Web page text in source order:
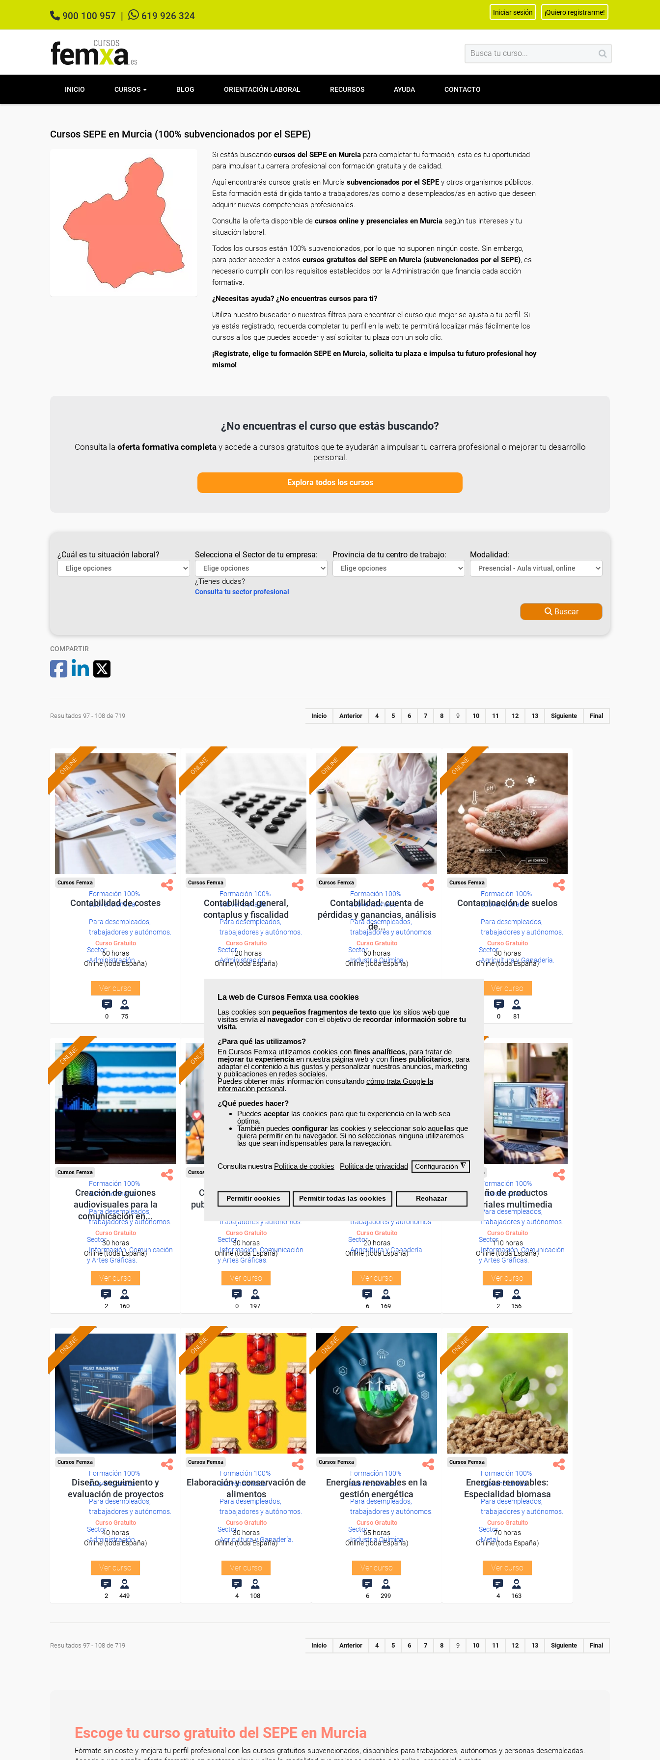
La web de Cursos Femxa usa cookies
Las cookies son pequeños fragmentos de texto que los sitios web que
visitas envía al navegador con el objetivo de recordar información sobre tu
visita.
¿Para qué las utilizamos?
En Cursos Femxa utilizamos cookies con fines analíticos, para tratar de
mejorar tu experienciaen nuestra página web y con fines publicitarios, para
adaptar el contenido a tus gustos y personalizar nuestros anuncios, marketing
y publicaciones en redes sociales.
Puedes obtener más información consultando cómo trata Google la
información personal.
¿Qué puedes hacer?
Puedes aceptar las cookies para que tu experiencia en la web sea
óptima.
También puedes configurar las cookies y seleccionar solo aquellas que
quiera permitir en tu navegador. Si no seleccionas ninguna utilizaremos
las que sean indispensables para la navegación.
Consulta nuestra Política de cookies Política de privacidad Configuración ◮
Permitir cookies Permitir todas las cookies Rechazar
900 100 957 619 926 324 Iniciar sesión ¡Quiero registrarme!
INICIO CURSOS BLOG ORIENTACIÓN LABORAL RECURSOS AYUDA CONTACTO
Cursos SEPE en Murcia (100% subvencionados por el SEPE)
Si estás buscando cursos del SEPE en Murcia para completar tu formación, esta es tu oportunidad
para impulsar tu carrera profesional con formación gratuita y de calidad.
Aquí encontrarás cursos gratis en Murcia subvencionados por el SEPEy otros organismos públicos.
Esta formación está dirigida tanto a trabajadores/as como a desempleados/as en activo que deseen
adquirir nuevas competencias profesionales.
Consulta la oferta disponible de cursos online y presenciales en Murcia según tus intereses y tu
situación laboral.
Todos los cursos están 100% subvencionados, por lo que no suponen ningún coste. Sin embargo,
para poder acceder a estos cursos gratuitos del SEPE en Murcia (subvencionados por el SEPE), es
necesario cumplir con los requisitos establecidos por la Administración que financia cada acción
formativa.
¿Necesitas ayuda? ¿No encuentras cursos para ti?
Utiliza nuestro buscador o nuestros filtros para encontrar el curso que mejor se ajusta a tu perfil. Si
ya estás registrado, recuerda completar tu perfil en la web: te permitirá localizar más fácilmente los
cursos a los que puedes acceder y así solicitar tu plaza con un solo clic.
¡Regístrate, elige tu formación SEPE en Murcia, solicita tu plaza e impulsa tu futuro profesional hoy
mismo!
¿No encuentras el curso que estás buscando?
Consulta la oferta formativa completay accede a cursos gratuitos que te ayudarán a impulsar tu carrera profesional o mejorar tu desarrollo
personal.
Explora todos los cursos
¿Cuál es tu situación laboral? Selecciona el Sector de tu empresa:
¿Tienes dudas?
Consulta tu sector profesional
Provincia de tu centro de trabajo: Modalidad:
Buscar
COMPARTIR
Resultados 97 - 108 de 719 Inicio Anterior 4 5 6 7 8 9 10 11 12 13 Siguiente Final
ONLINE
Formación 100%
subvencionada.
Para desempleados,
trabajadores y autónomos.
Sector
-Administración.
Cursos Femxa
Contabilidad de costes
Curso Gratuito
60 horas
Online (toda España)
Ver curso
0 75
ONLINE
Formación 100%
subvencionada.
Para desempleados,
trabajadores y autónomos.
Sector
-Administración.
Cursos Femxa
Contabilidad general,
contaplus y fiscalidad
Curso Gratuito
120 horas
Online (toda España)
0 116
ONLINE
Formación 100%
subvencionada.
Para desempleados,
trabajadores y autónomos.
Sector
-Industria Química.
Cursos Femxa
Contabilidad: cuenta de
pérdidas y ganancias, análisis
de...
Curso Gratuito
60 horas
Online (toda España)
43 261
ONLINE
Formación 100%
subvencionada.
Para desempleados,
trabajadores y autónomos.
Sector
-Agricultura y Ganadería.
Cursos Femxa
Contaminación de suelos
Curso Gratuito
30 horas
Online (toda España)
Ver curso
0 81
ONLINE
Formación 100%
subvencionada.
Para desempleados,
trabajadores y autónomos.
Sector
-Información, Comunicación
y Artes Gráficas.
Cursos Femxa
Creación de guiones
audiovisuales para la
comunicación en...
Curso Gratuito
30 horas
Online (toda España)
Ver curso
2 160
ONLINE
subvencionada.
trabajadores y autónomos.
Sector
-Información, Comunicación
y Artes Gráficas.
Cursos Femxa
Creación de vídeos para
publicidad efectiva en RRSS
Curso Gratuito
50 horas
Online (toda España)
Ver curso
0 197
ONLINE
subvencionada.
trabajadores y autónomos.
Sector
-Agricultura y Ganadería.
Defensa contra plagas y
enfermedades en agricultura
Curso Gratuito
20 horas
Online (toda España)
Ver curso
6 169
ONLINE
Formación 100%
subvencionada.
Para desempleados,
trabajadores y autónomos.
Sector
-Información, Comunicación
y Artes Gráficas.
Cursos Femxa
Diseño de productos
editoriales multimedia
Curso Gratuito
110 horas
Online (toda España)
Ver curso
2 156
ONLINE
Formación 100%
subvencionada.
Para desempleados,
trabajadores y autónomos.
Sector
-Administración.
Cursos Femxa
Diseño, seguimiento y
evaluación de proyectos
Curso Gratuito
40 horas
Online (toda España)
Ver curso
2 449
ONLINE
Formación 100%
subvencionada.
Para desempleados,
trabajadores y autónomos.
Sector
-Agricultura y Ganadería.
Cursos Femxa
Elaboración y conservación de
alimentos
Curso Gratuito
30 horas
Online (toda España)
Ver curso
4 108
ONLINE
Formación 100%
subvencionada.
Para desempleados,
trabajadores y autónomos.
Sector
-Industria Química.
Cursos Femxa
Energías renovables en la
gestión energética
Curso Gratuito
65 horas
Online (toda España)
Ver curso
6 299
ONLINE
Formación 100%
subvencionada.
Para desempleados,
trabajadores y autónomos.
Sector
-Metal.
Cursos Femxa
Energías renovables:
Especialidad biomasa
Curso Gratuito
70 horas
Online (toda España)
Ver curso
4 163
Resultados 97 - 108 de 719 Inicio Anterior 4 5 6 7 8 9 10 11 12 13 Siguiente Final
Escoge tu curso gratuito del SEPE en Murcia
Fórmate sin coste y mejora tu perfil profesional con los cursos gratuitos subvencionados, disponibles para trabajadores, autónomos y personas desempleadas.